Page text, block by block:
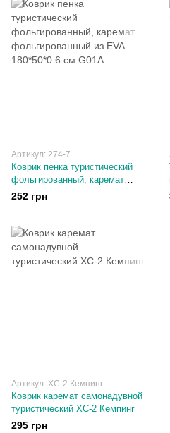
Артикул: 274-7
Коврик пенка туристический
фольгированный, каремат
фольгированный из EVA
180*50*0.6 см G01A
252 грн
Артикул: ХС-2 Кемпинг
Коврик каремат самонадувной
туристический ХС-2 Кемпинг
295 грн